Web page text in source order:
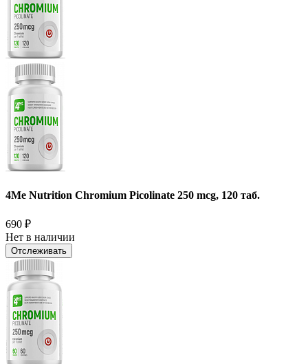
4Me Nutrition Chromium Picolinate 250 mcg, 120 таб.
690 ₽
Нет в наличии
Отслеживать